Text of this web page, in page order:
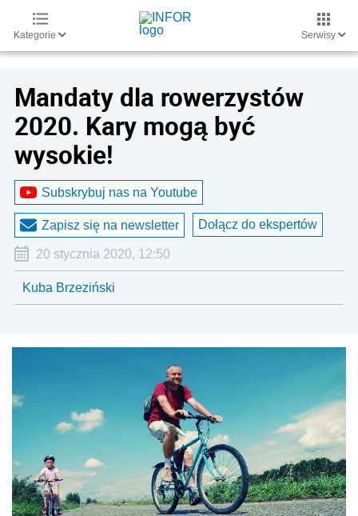
Kategorie Serwisy
Mandaty dla rowerzystów
2020. Kary mogą być
wysokie!
Subskrybuj nas na Youtube
Zapisz się na newsletter Dołącz do ekspertów
20 stycznia 2020, 12:50
Kuba Brzeziński